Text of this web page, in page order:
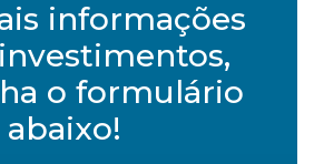
informações
o formulário
abaixo!